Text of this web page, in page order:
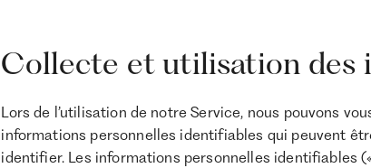
Collecte et utilisation des
Lors de l’utilisation de notre Service, nous pouvons
informations personnelles identifiables qui peuvent
identifier. Les informations personnelles identifiables